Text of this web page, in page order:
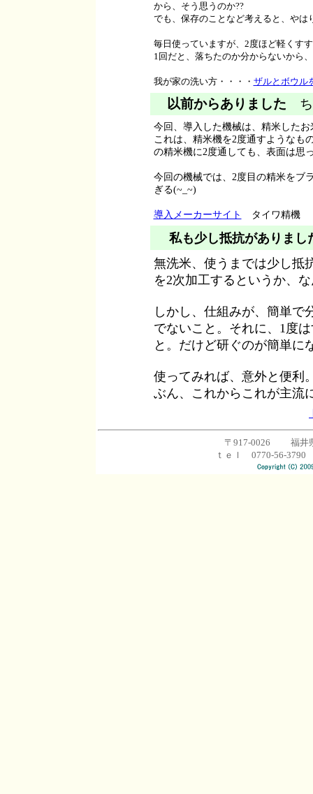
から、そう思うのか??
でも、保存のことなど考えると、や
毎日使っていますが、2度ほど軽くす
1回だと、落ちたのか分からないから
我が家の洗い方・・・・ ザルとボウル
以前からありました ち
今回、導入した機械は、精米した
これは、精米機を2度通すようなも
の精米機に2度通しても、表面は思
今回の機械では、2度目の精米を
ぎる(~_~)
導入メーカーサイト タイワ精機
私も少し抵抗がありまし
無洗米、使うまでは少し抵
を2次加工するというか、
しかし、仕組みが、簡単で
でないこと。それに、1度
と。だけど研ぐのが簡単に
使ってみれば、意外と便利
ぶん、これからこれが主流
〒917-0026 福井
ｔｅｌ 0770-56-